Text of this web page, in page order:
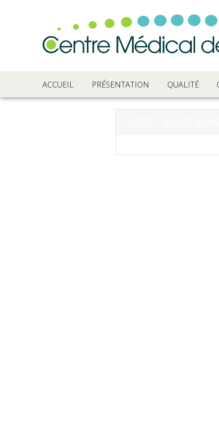
ACCUEIL PRÉSENTATION QUALITÉ